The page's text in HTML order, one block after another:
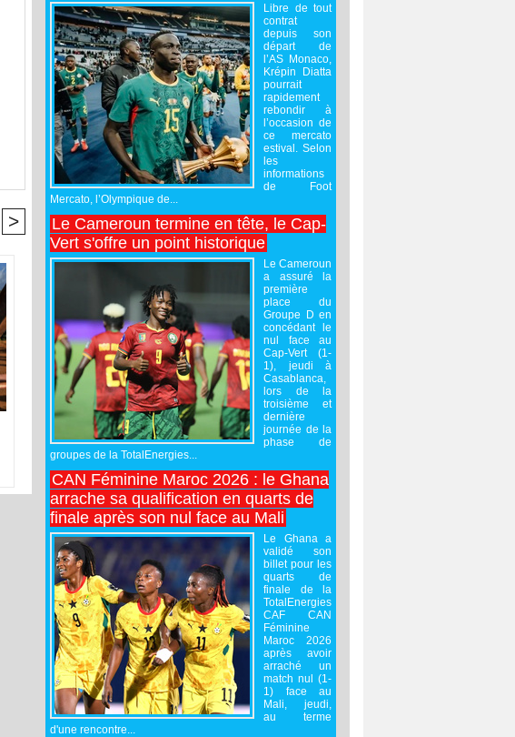
>
Libre de tout
contrat
depuis son
départ de
l’AS Monaco,
Krépin Diatta
pourrait
rapidement
rebondir à
l’occasion de
ce mercato
estival. Selon
les
informations
de Foot
Mercato, l’Olympique de...
Le Cameroun termine en tête, le Cap-
Vert s'offre un point historique
Le Cameroun
a assuré la
première
place du
Groupe D en
concédant le
nul face au
Cap-Vert (1-
1), jeudi à
Casablanca,
lors de la
troisième et
dernière
journée de la
phase de
groupes de la TotalEnergies...
CAN Féminine Maroc 2026 : le Ghana
arrache sa qualification en quarts de
finale après son nul face au Mali
Le Ghana a
validé son
billet pour les
quarts de
finale de la
TotalEnergies
CAF CAN
Féminine
Maroc 2026
après avoir
arraché un
match nul (1-
1) face au
Mali, jeudi,
au terme
d'une rencontre...